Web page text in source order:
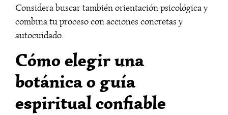
Considera buscar también orientación psicológica y
combina tu proceso con acciones concretas y
autocuidado.
Cómo elegir una
botánica o guía
espiritual confiable